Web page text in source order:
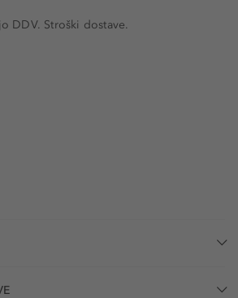
DDV. Stroški dostave.